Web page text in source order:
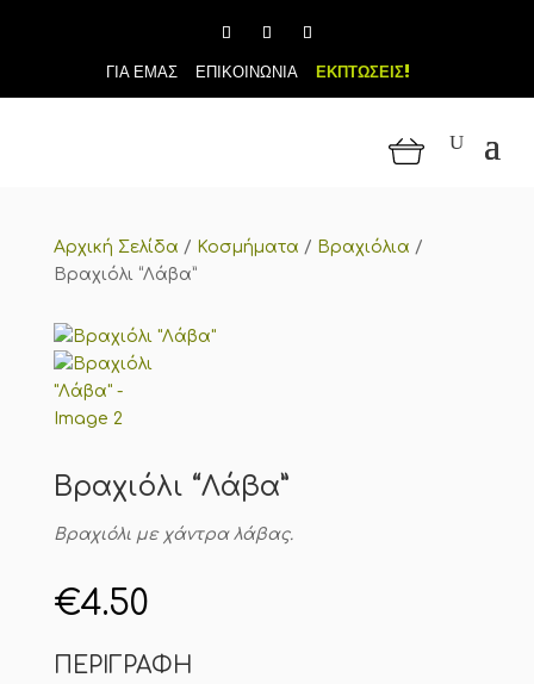
ΓΙΑ ΕΜΑΣ ΕΠΙΚΟΙΝΩΝΙΑ ΕΚΠΤΩΣΕΙΣ!
Αρχική Σελίδα / Κοσμήματα / Βραχιόλια /
Βραχιόλι “Λάβα”
Βραχιόλι “Λάβα”
Βραχιόλι με χάντρα λάβας.
€4.50
ΠΕΡΙΓΡΑΦΗ